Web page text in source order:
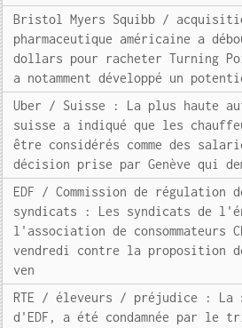
Bristol Myers Squibb /
pharmaceutique américaine a
dollars pour racheter Turning
a notamment développé un
Uber / Suisse : La plus haute
suisse a indiqué que les
être considérés comme des
décision prise par Genève qui
EDF / Commission de régulation
syndicats : Les syndicats de
l'association de consommateurs
vendredi contre la proposition
ven
RTE / éleveurs / préjudice :
d'EDF, a été condamnée par le